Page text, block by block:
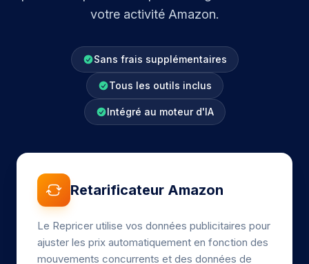
votre activité Amazon.
Sans frais supplémentaires
Tous les outils inclus
Intégré au moteur d'IA
Retarificateur Amazon
Le Repricer utilise vos données publicitaires pour
ajuster les prix automatiquement en fonction des
mouvements concurrents et des données de